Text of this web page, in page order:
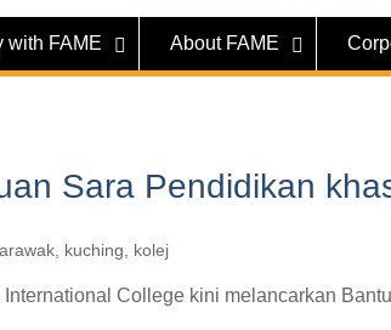
with FAME About FAME
Sara Pendidikan
International College kini melancarkan